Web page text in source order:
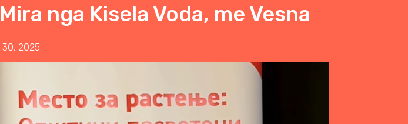
nga Kisela Voda, me Vesna
30, 2025